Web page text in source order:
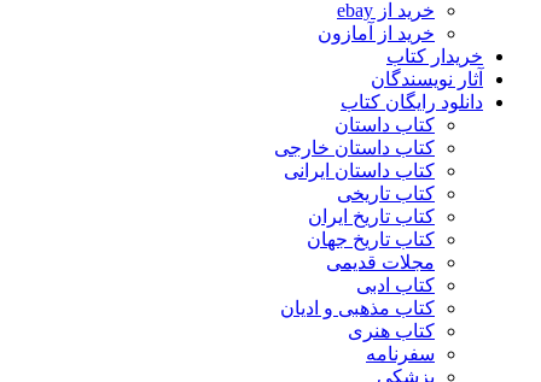
خرید از ebay
خرید از آمازون
خریدار کتاب
آثار نویسندگان
دانلود رایگان کتاب
کتاب داستان
کتاب داستان خارجی
کتاب داستان ایرانی
کتاب تاریخی
کتاب تاریخ ایران
کتاب تاریخ جهان
مجلات قدیمی
کتاب ادبی
کتاب مذهبی و ادیان
کتاب هنری
سفرنامه
پزشکی